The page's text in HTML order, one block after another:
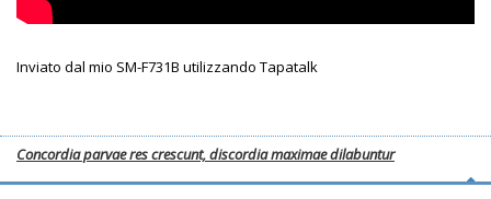
Inviato dal mio SM-F731B utilizzando Tapatalk
Concordia parvae res crescunt, discordia maximae dilabuntur